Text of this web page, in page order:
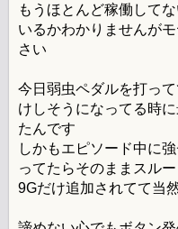
もうほとんど稼働して
いるかわかりませんが
さい
今日弱虫ペダルを打っ
けしそうになってる時
たんです
しかもエピソード中に
ってたらそのままスルー
9Gだけ追加されてて当